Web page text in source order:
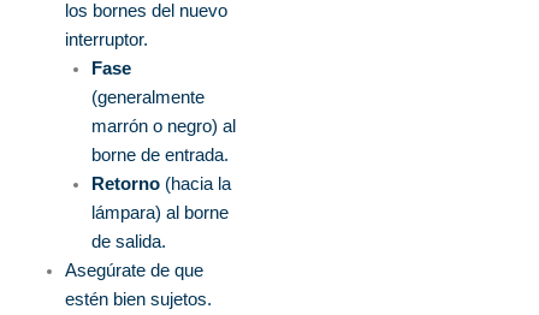
los bornes del nuevo
interruptor.
Fase
(generalmente
marrón o negro) al
borne de entrada.
Retorno(hacia la
lámpara) al borne
de salida.
Asegúrate de que
estén bien sujetos.